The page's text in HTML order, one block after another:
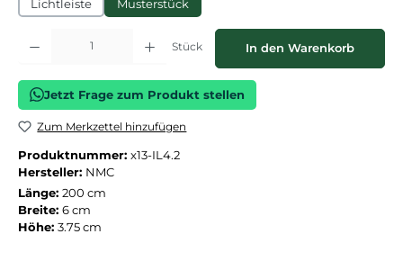
Lichtleiste Musterstück
Produkt Anzahl: Gib den gewünschten Wert ein oder benutze die
Stück In den Warenkorb
Jetzt Frage zum Produkt stellen
Zum Merkzettel hinzufügen
Produktnummer: x13-IL4.2
Hersteller: NMC
Länge: 200 cm
Breite: 6 cm
Höhe: 3.75 cm